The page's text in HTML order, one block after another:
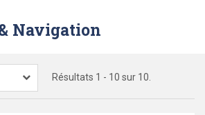
Navigation
Résultats 1 - 10 sur 10.